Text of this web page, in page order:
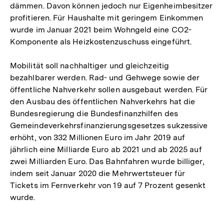
dämmen. Davon können jedoch nur Eigenheimbesitzer
profitieren. Für Haushalte mit geringem Einkommen
wurde im Januar 2021 beim Wohngeld eine CO2-
Komponente als Heizkostenzuschuss eingeführt.
Mobilität soll nachhaltiger und gleichzeitig
bezahlbarer werden. Rad- und Gehwege sowie der
öffentliche Nahverkehr sollen ausgebaut werden. Für
den Ausbau des öffentlichen Nahverkehrs hat die
Bundesregierung die Bundesfinanzhilfen des
Gemeindeverkehrsfinanzierungsgesetzes sukzessive
erhöht, von 332 Millionen Euro im Jahr 2019 auf
jährlich eine Milliarde Euro ab 2021 und ab 2025 auf
zwei Milliarden Euro. Das Bahnfahren wurde billiger,
indem seit Januar 2020 die Mehrwertsteuer für
Tickets im Fernverkehr von 19 auf 7 Prozent gesenkt
wurde.